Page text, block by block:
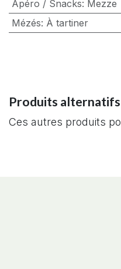
Apéro / Snacks: Mezze
Mézés: À tartiner
Produits alternatifs
Ces autres produits